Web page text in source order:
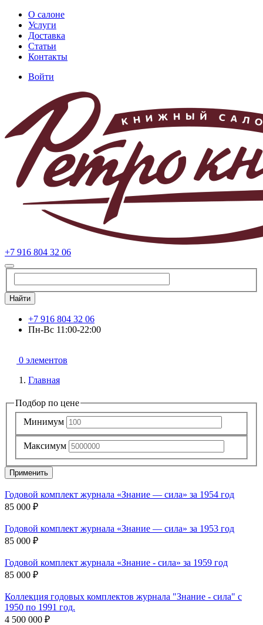
Перейти
основному
содержанию
Основная
навигация
О салоне
Услуги
Доставка
Статьи
Контакты
учётной
записи
пользователя
Войти
+7 916 804 32 06
Найти
+7 916 804 32 06
Пн-Вс 11:00-22:00
0 элементов
Главная
Подбор по цене
Минимум
Максимум
Применить
Годовой комплект журнала «Знание — сила» за 1954 год
85 000 ₽
Годовой комплект журнала «Знание — сила» за 1953 год
85 000 ₽
Годовой комплект журнала «Знание - сила» за 1959 год
85 000 ₽
Коллекция годовых комплектов журнала "Знание - сила" с
1950 по 1991 год.
4 500 000 ₽